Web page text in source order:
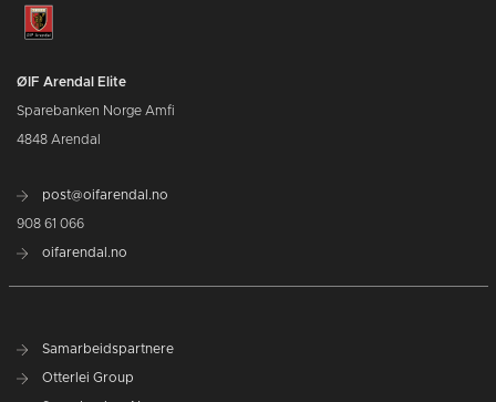
ØIF Arendal Elite
Sparebanken Norge Amfi
4848 Arendal
post@oifarendal.no
908 61 066
oifarendal.no
Samarbeidspartnere
Otterlei Group